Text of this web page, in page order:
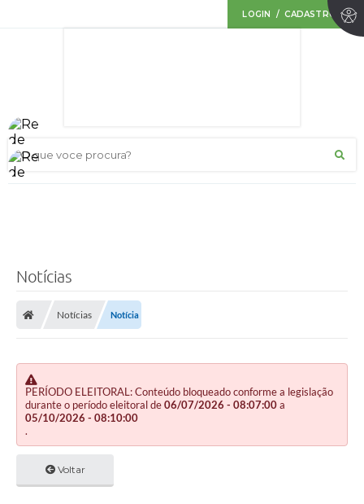
LOGIN / CADASTRO
O que voce procura?
Notícias
Notícias Notícia
PERÍODO ELEITORAL: Conteúdo bloqueado conforme a legislação
durante o período eleitoral de06/07/2026 - 08:07:00a
05/10/2026 - 08:10:00
.
Voltar